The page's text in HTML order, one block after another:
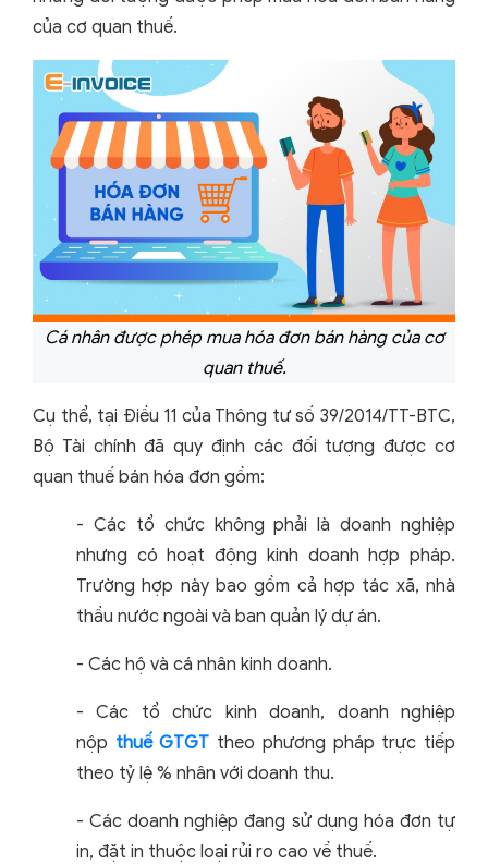
của cơ quan thuế.
Cá nhân được phép mua hóa đơn bán hàng của cơ
quan thuế.
Cụ thể, tại Điều 11 của Thông tư số 39/2014/TT-BTC,
Bộ Tài chính đã quy định các đối tượng được cơ
quan thuế bán hóa đơn gồm:
- Các tổ chức không phải là doanh nghiệp
nhưng có hoạt động kinh doanh hợp pháp.
Trường hợp này bao gồm cả hợp tác xã, nhà
thầu nước ngoài và ban quản lý dự án.
- Các hộ và cá nhân kinh doanh.
- Các tổ chức kinh doanh, doanh nghiệp
nộp thuế GTGT theo phương pháp trực tiếp
theo tỷ lệ % nhân với doanh thu.
- Các doanh nghiệp đang sử dụng hóa đơn tự
in, đặt in thuộc loại rủi ro cao về thuế.